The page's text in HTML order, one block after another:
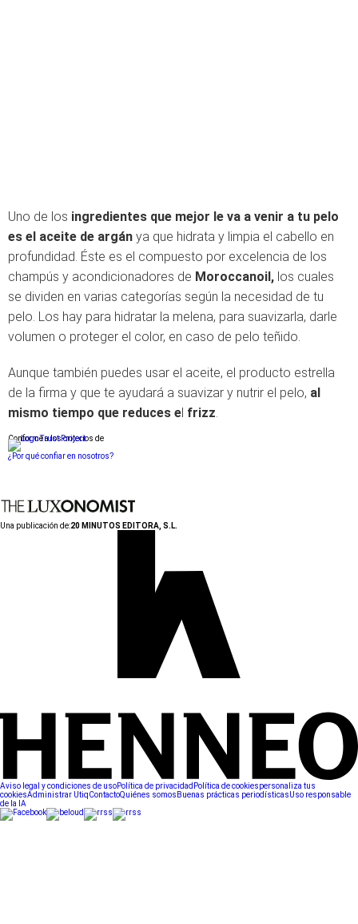
Uno de los ingredientes que mejor le va a venir a tu pelo
es el aceite de argán ya que hidrata y limpia el cabello en
profundidad. Éste es el compuesto por excelencia de los
champús y acondicionadores de Moroccanoil, los cuales
se dividen en varias categorías según la necesidad de tu
pelo. Los hay para hidratar la melena, para suavizarla, darle
volumen o proteger el color, en caso de pelo teñido.
Aunque también puedes usar el aceite, el producto estrella
de la firma y que te ayudará a suavizar y nutrir el pelo, al
mismo tiempo que reduces el frizz.
Conforme a los criterios de
¿Por qué confiar en nosotros?
Una publicación de:20 MINUTOS EDITORA, S.L.
Aviso legal y condiciones de usoPolítica de privacidad Política de cookiespersonaliza tus
cookiesAdministrar UtiqContactoQuiénes somos Buenas prácticas periodísticasUso responsable
de la IA